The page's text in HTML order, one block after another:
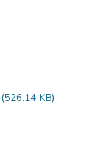
(526.14 KB)